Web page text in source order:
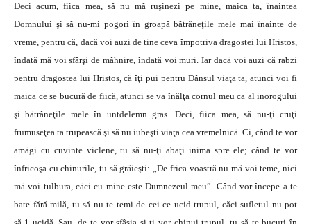
Deci acum, fiica mea, să nu mă ruşinezi pe mine, maica ta, înaintea
Domnului şi să nu-mi pogori în groapă bătrâneţile mele mai înainte de
vreme, pentru că, dacă voi auzi de tine ceva împotriva dragostei lui Hristos,
îndată mă voi sfârşi de mâhnire, îndată voi muri. Iar dacă voi auzi că rabzi
pentru dragostea lui Hristos, că îţi pui pentru Dânsul viaţa ta, atunci voi fi
maica ce se bucură de fiică, atunci se va înălţa cornul meu ca al inorogului
şi bătrâneţile mele în untdelemn gras. Deci, fiica mea, să nu-ţi cruţi
frumuseţea ta trupească şi să nu iubeşti viaţa cea vremelnică. Ci, când te vor
amăgi cu cuvinte viclene, tu să nu-ţi abaţi inima spre ele; când te vor
înfricoşa cu chinurile, tu să grăieşti: „De frica voastră nu mă voi teme, nici
mă voi tulbura, căci cu mine este Dumnezeul meu”. Când vor începe a te
bate fără milă, tu să nu te temi de cei ce ucid trupul, căci sufletul nu pot